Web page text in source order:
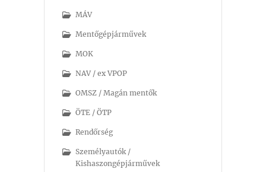
MÁV
Mentőgépjárművek
MOK
NAV / ex VPOP
OMSZ / Magán mentők
ÖTE / ÖTP
Rendőrség
Személyautók /
Kishaszongépjárművek